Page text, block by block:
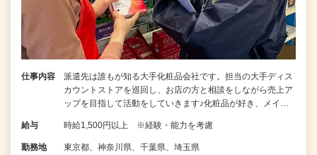
仕事内容
派遣先は誰もが知る大手化粧品会社です。担当の大手ディス
カウントストアを巡回し、お店の方と相談をしながら売上ア
ップを目指して活動をしていきます♪化粧品が好き、メイ…
給与 時給1,500円以上 ※経験・能力を考慮
勤務地 東京都、神奈川県、千葉県、埼玉県